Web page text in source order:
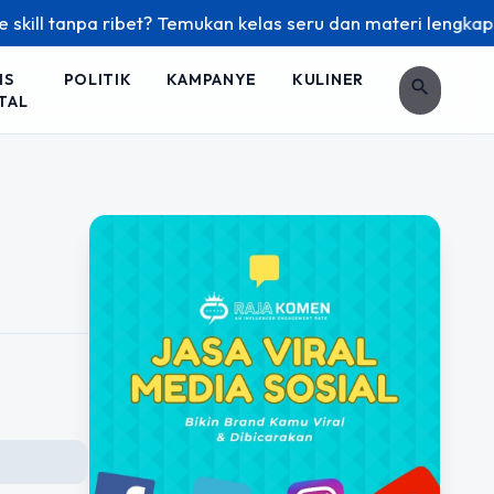
tanpa ribet? Temukan kelas seru dan materi lengkap
POLITIK KAMPANYE KULINER search